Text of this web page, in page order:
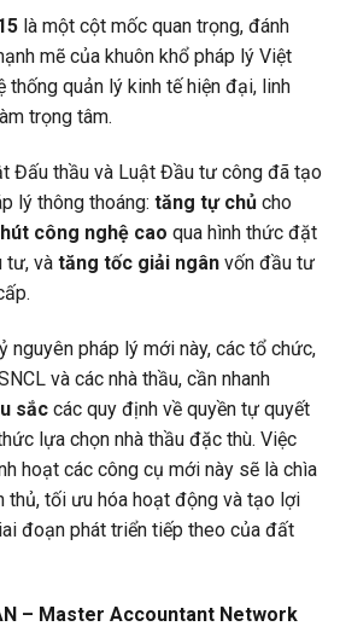
là một cột mốc quan trọng, đánh
mẽ của khuôn khổ pháp lý Việt
thống quản lý kinh tế hiện đại, linh
trọng tâm.
Đấu thầu và Luật Đầu tư công đã tạo
lý thông thoáng: tăng tự chủ cho
công nghệ cao qua hình thức đặt
tư, và tăng tốc giải ngân vốn đầu tư
nguyên pháp lý mới này, các tổ chức,
và các nhà thầu, cần nhanh
sắc các quy định về quyền tự quyết
lựa chọn nhà thầu đặc thù. Việc
hoạt các công cụ mới này sẽ là chìa
thủ, tối ưu hóa hoạt động và tạo lợi
đoạn phát triển tiếp theo của đất
– Master Accountant Network